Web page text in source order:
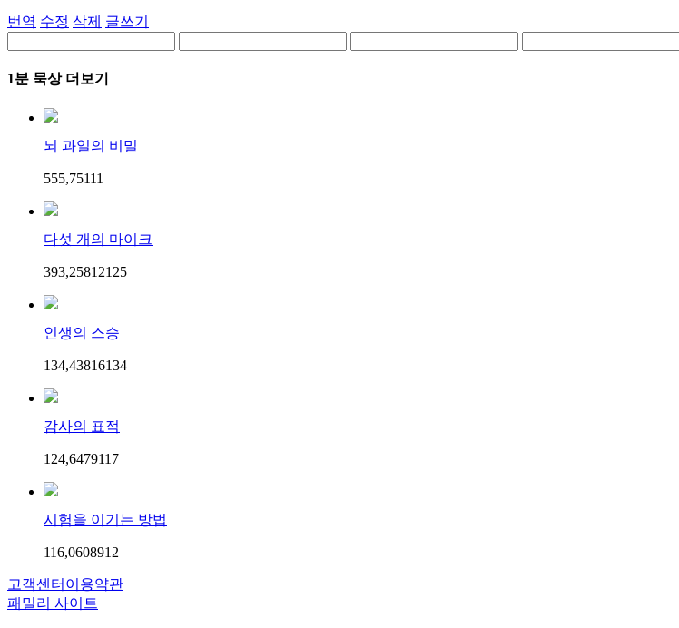
번역 수정 삭제 글쓰기
1분 묵상 더보기
뇌 과일의 비밀
555,75111
다섯 개의 마이크
393,25812125
인생의 스승
134,43816134
감사의 표적
124,6479117
시험을 이기는 방법
116,0608912
고객센터 이용약관
패밀리 사이트